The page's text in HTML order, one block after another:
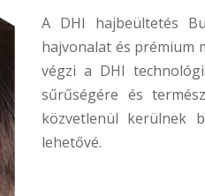
A DHI hajbeültetés
hajvonalat és prémium
végzi a DHI
sűrűségére és
közvetlenül kerülnek
lehetővé.